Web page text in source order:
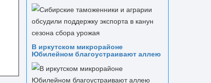
В иркутском микрорайоне
Юбилейном благоустраивают аллею